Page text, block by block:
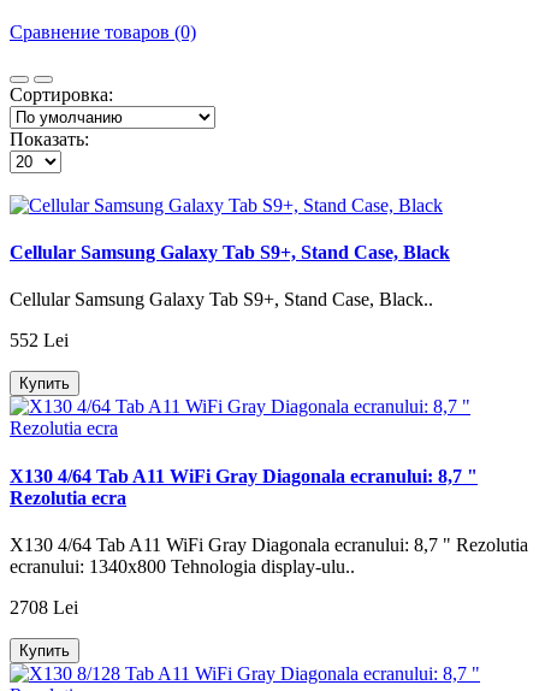
Сравнение товаров (0)
Сортировка:
Показать:
Cellular Samsung Galaxy Tab S9+, Stand Case, Black
Cellular Samsung Galaxy Tab S9+, Stand Case, Black..
552 Lei
Купить
X130 4/64 Tab A11 WiFi Gray Diagonala ecranului: 8,7 "
Rezolutia ecra
X130 4/64 Tab A11 WiFi Gray Diagonala ecranului: 8,7 " Rezolutia
ecranului: 1340х800 Tehnologia display-ulu..
2708 Lei
Купить